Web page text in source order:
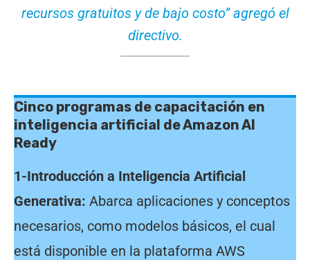
recursos gratuitos y de bajo costo” agregó el
directivo.
Cinco programas de capacitación en
inteligencia artificial de Amazon AI
Ready
1-Introducción a Inteligencia Artificial
Generativa: Abarca aplicaciones y conceptos
necesarios, como modelos básicos, el cual
está disponible en la plataforma AWS